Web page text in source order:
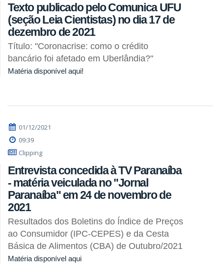
Texto publicado pelo Comunica UFU
(seção Leia Cientistas) no dia 17 de
dezembro de 2021
Título: "Coronacrise: como o crédito
bancário foi afetado em Uberlândia?"
Matéria disponível aqui!
01/12/2021
09:39
Clipping
Entrevista concedida à TV Paranaíba
- matéria veiculada no "Jornal
Paranaíba" em 24 de novembro de
2021
Resultados dos Boletins do Índice de Preços
ao Consumidor (IPC-CEPES) e da Cesta
Básica de Alimentos (CBA) de Outubro/2021
Matéria disponível aqui